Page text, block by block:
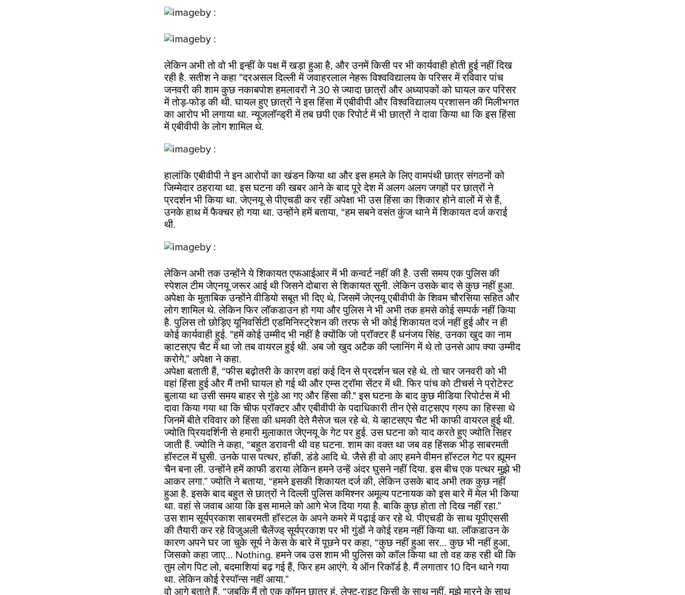
लेकिन अभी तो वो भी इन्हीं के पक्ष में खड़ा हुआ है, और उनमें किसी पर भी कार्यवाही होती हुई नहीं दिख
रही है. सतीश ने कहा "दरअसल दिल्ली में जवाहरलाल नेहरू विश्वविद्यालय के परिसर में रविवार पांच
जनवरी की शाम कुछ नकाबपोश हमलावरों ने 30 से ज्यादा छात्रों और अध्यापकों को घायल कर परिसर
में तोड़-फोड़ की थी. घायल हुए छात्रों ने इस हिंसा में एबीवीपी और विश्वविद्यालय प्रशासन की मिलीभगत
का आरोप भी लगाया था. न्यूजलॉन्ड्री में तब छपी एकरिपोर्टमें भी छात्रों ने दावा किया था कि इस हिंसा
में एबीवीपी के लोग शामिल थे.
हालांकि एबीवीपी ने इन आरोपों का खंडन किया था और इस हमले के लिए वामपंथी छात्र संगठनों को
जिम्मेदार ठहराया था. इस घटना की खबर आने के बाद पूरे देश में अलग अलग जगहों पर छात्रों ने
प्रदर्शन भी किया था. जेएनयू से पीएचडी कर रहीं अपेक्षा भी उस हिंसा का शिकार होने वालों में से हैं,
उनके हाथ में फैक्चर हो गया था. उन्होंने हमें बताया, “हम सबने वसंत कुंज थाने में शिकायत दर्ज कराई
थी.
लेकिन अभी तक उन्होंने ये शिकायत एफआईआर में भी कन्वर्ट नहीं की है. उसी समय एक पुलिस की
स्पेशल टीम जेएनयू जरूर आई थी जिसने दोबारा से शिकायत सुनी. लेकिन उसके बाद से कुछ नहीं हुआ.
अपेक्षा के मुताबिक उन्होंने वीडियो सबूत भी दिए थे, जिसमेंजेएनयू एबीवीपीके शिवम चौरसिया सहित और
लोग शामिल थे. लेकिन फिर लॉकडाउन हो गया और पुलिस ने भी अभी तक हमसे कोई सम्पर्क नहीं किया
है. पुलिस तो छोड़िए यूनिवर्सिटी एडमिनिस्ट्रेशन की तरफ से भी कोई शिकायत दर्ज नहीं हुई और न ही
कोई कार्यवाही हुई. "हमें कोई उम्मीद भी नहीं है क्योंकि जो प्रॉक्टर हैं धनंजय सिंह, उनका खुद का नाम
व्हाटसएप चैट में था जो तब वायरल हुई थी. अब जो खुद अटैक की प्लानिंग में थे तो उनसे आप क्या उम्मीद
करोगे,” अपेक्षा ने कहा.
अपेक्षा बताती हैं, “फीस बढ़ोतरी के कारण वहां कई दिन से प्रदर्शन चल रहे थे. तो चार जनवरी को भी
वहां हिंसा हुई और मैं तभी घायल हो गई थी और एम्स ट्रॉमा सेंटर में थी. फिर पांच को टीचर्स ने प्रोटेस्ट
बुलाया था उसी समय बाहर से गुंडे आ गए और हिंसा की." इस घटना के बाद कुछ मीडिया रिपोर्टस में भी
दावा किया गया था किचीफ प्रॉक्टर और एबीवीपी के पदाधिकारीतीन ऐसे वाट्सएप ग्रुप का हिस्सा थे
जिनमें बीते रविवार को हिंसा की धमकी देते मैसेज चल रहे थे. येव्हाटसएप चैटभी काफी वायरल हुई थी.
ज्योति प्रियदर्शिनी से हमारी मुलाकात जेएनयू के गेट पर हुई. उस घटना को याद करते हुए ज्योति सिहर
जाती हैं. ज्योति ने कहा, “बहुत डरावनी थी वह घटना. शाम का वक्त था जब वह हिंसक भीड़ साबरमती
हॉस्टल में घुसी. उनके पास पत्थर, हॉकी, डंडे आदि थे. जैसे ही वो आए हमने वीमन हॉस्टल गेट पर ह्यूमन
चैन बना ली. उन्होंने हमें काफी डराया लेकिन हमने उन्हें अंदर घुसने नहीं दिया. इस बीच एक पत्थर मुझे भी
आकर लगा.” ज्योति ने बताया, “हमने इसकी शिकायत दर्ज की, लेकिन उसके बाद अभी तक कुछ नहीं
हुआ है. इसके बाद बहुत से छात्रों ने दिल्ली पुलिस कमिश्नर अमूल्य पटनायक को इस बारे में मेल भी किया
था. वहां से जवाब आया कि इस मामले को आगे भेज दिया गया है. बाकि कुछ होता तो दिख नहीं रहा.”
उस शाम सूर्यप्रकाश साबरमती हॉस्टल के अपने कमरे में पढ़ाई कर रहे थे. पीएचडी के साथ यूपीएससी
की तैयारी कर रहे विजुअली चैलेंज्ड् सूर्यप्रकाश पर भी गुंडों ने कोई रहम नहीं किया था. लॉकडाउन के
कारण अपने घर जा चुके सूर्य ने केस के बारे में पूछने पर कहा, “कुछ नहीं हुआ सर... कुछ भी नहीं हुआ,
जिसको कहा जाए... Nothing. हमने जब उस शाम भी पुलिस को कॉल किया था तो वह कह रही थी कि
तुम लोग पिट लो, बदमाशियां बढ़ गई हैं, फिर हम आएंगे. ये ऑन रिकॉर्ड है. मैं लगातार 10 दिन थाने गया
था. लेकिन कोई रेस्पॉन्स नहीं आया.”
वो आगे बताते हैं, “जबकि मैं तो एक कॉमन छात्र हूं, लेफ्ट-राइट किसी के साथ नहीं. मुझे मारने के साथ